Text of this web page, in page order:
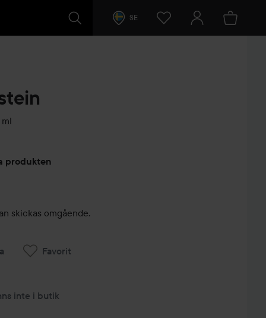
SE
produkten
skickas omgående.
Favorit
inte i butik